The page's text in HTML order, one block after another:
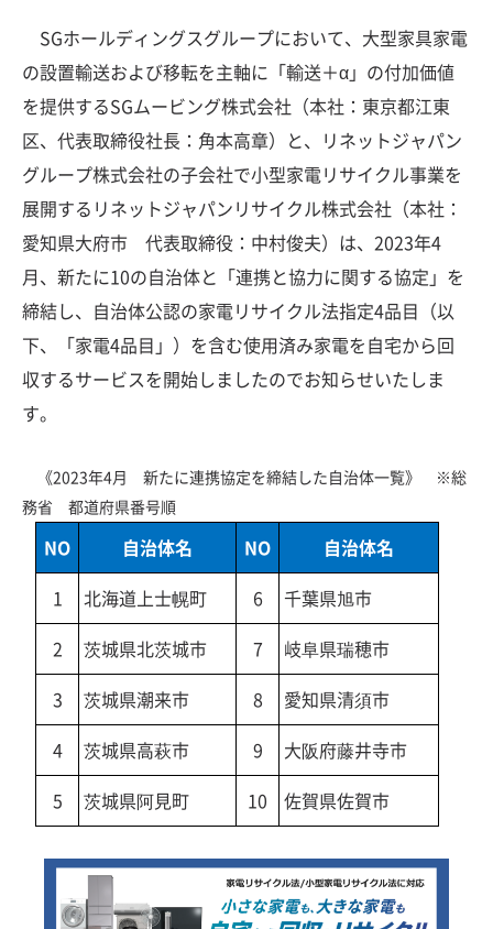
SGホールディングスグループにおいて、大型家具家電
の設置輸送および移転を主軸に「輸送＋α」の付加価値
を提供するSGムービング株式会社（本社：東京都江東
区、代表取締役社長：角本高章）と、リネットジャパン
グループ株式会社の子会社で小型家電リサイクル事業を
展開するリネットジャパンリサイクル株式会社（本社：
愛知県大府市 代表取締役：中村俊夫）は、2023年4
月、新たに10の自治体と「連携と協力に関する協定」を
締結し、自治体公認の家電リサイクル法指定4品目（以
下、「家電4品目」）を含む使用済み家電を自宅から回
収するサービスを開始しましたのでお知らせいたしま
す。
《2023年4月 新たに連携協定を締結した自治体一覧》 ※総
務省 都道府県番号順
NO 自治体名 NO
自治体名
1
北海道上士幌町 6
千葉県旭市
2
茨城県北茨城市 7
岐阜県瑞穂市
3
茨城県潮来市 8
愛知県清須市
4
茨城県高萩市 9
大阪府藤井寺市
5
茨城県阿見町 10 佐賀県佐賀市